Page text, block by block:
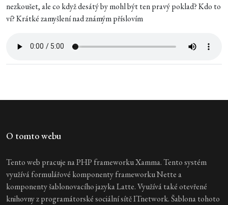
nezkoušet, ale co když desátý by mohl být ten pravý poklad? Kdo to
ví? Krátké zamyšlení nad známým příslovím
O tomto webu
Tento web pracuje na PHP frameworku Xamma. Tento systém
využívá formulářové komponenty frameworku Nette a
komponenty šablonovacího jazyka Latte. Využívá také otevřené
knihovny z programátorské sociální sítě ITnetwork. Šablona tohoto